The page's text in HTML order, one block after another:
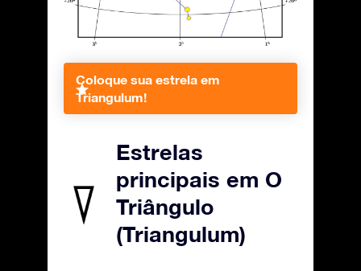
Coloque sua estrela em
Triangulum!
Estrelas
principais em O
Triângulo
(Triangulum)